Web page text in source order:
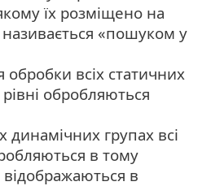
їх розміщено на
«пошуком у
обробки всіх статичних
обробляються
динамічних групах всі
в тому
в